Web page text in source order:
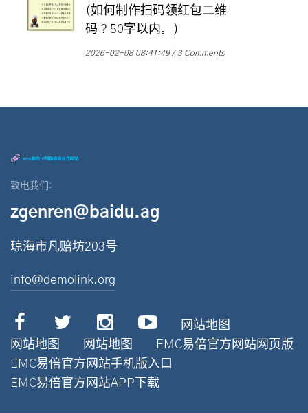
(如何制作扫码领红包二维
码？50字以内。)
2026-02-08 08:41:49 3 Comments
致电我们:
zgenren@baidu.ag
琼海市凡赔坊203号
info@demolink.org
网站地图
网站地图
网站地图
EMC易倍官方网站网页版
EMC易倍官方网站手机版入口
EMC易倍官方网站APP下载